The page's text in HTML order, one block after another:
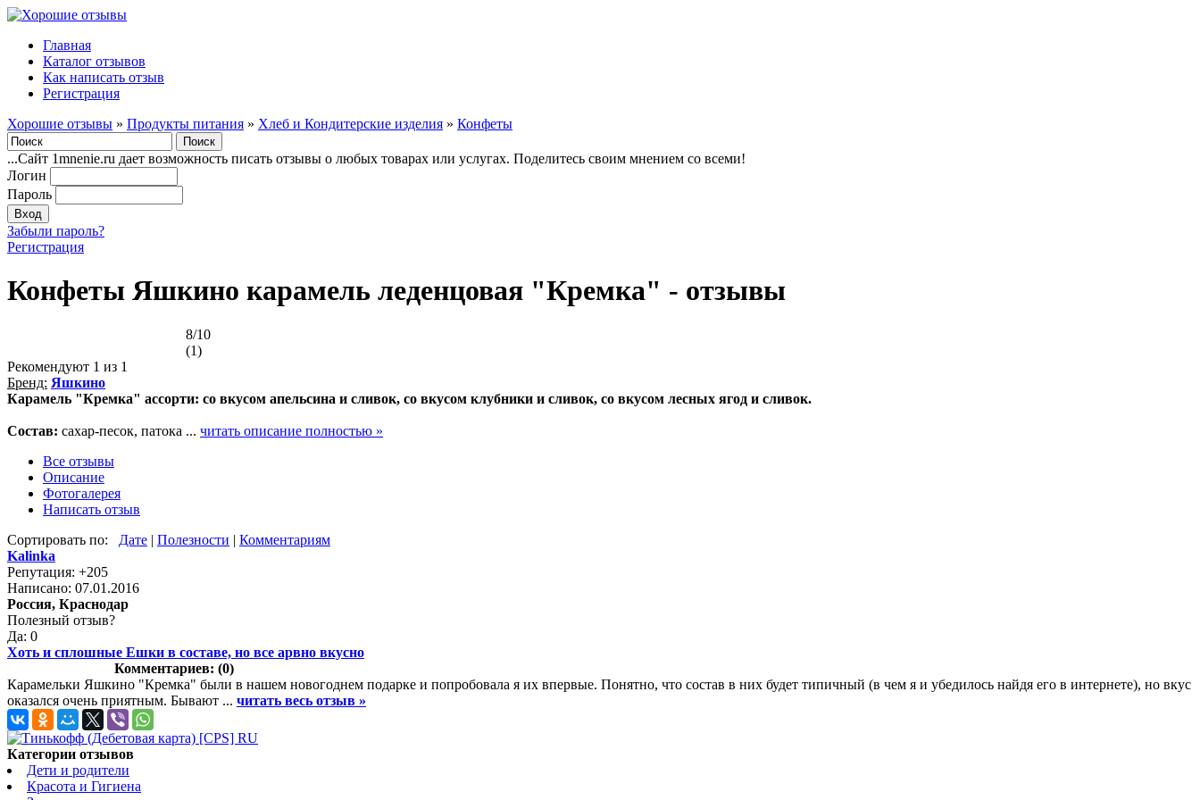
Главная
Каталог отзывов
Как написать отзыв
Регистрация
Хорошие отзывы » Продукты питания » Хлеб и Кондитерские изделия » Конфеты
...Сайт 1mnenie.ru дает возможность писать отзывы о любых товарах или услугах. Поделитесь своим мнением со всеми!
Логин
Пароль
Забыли пароль?
Регистрация
Конфеты Яшкино карамель леденцовая "Кремка" - отзывы
8/10
(1)
Рекомендуют 1 из 1
Бренд: Яшкино
Карамель "Кремка" ассорти: со вкусом апельсина и сливок, со вкусом клубники и сливок, со вкусом лесных ягод и сливок.
Состав: сахар-песок, патока ... читать описание полностью »
Все отзывы
Описание
Фотогалерея
Написать отзыв
Сортировать по:
Дате | Полезности | Комментариям
Kalinka
Репутация: +205
Написано: 07.01.2016
Россия, Краснодар
Полезный отзыв?
Да: 0
Хоть и сплошные Ешки в составе, но все арвно вкусно
Комментариев: (0)
Карамельки Яшкино "Кремка" были в нашем новогоднем подарке и попробовала я их впервые. Понятно, что состав в них будет типичный (в чем я и убедилось найдя его в интернете), но вкус
оказался очень приятным. Бывают ... читать весь отзыв »
Категории отзывов
Дети и родители
Красота и Гигиена